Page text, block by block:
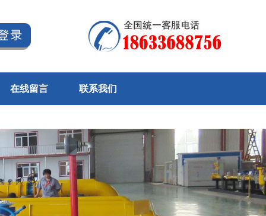
在线留言 联系我们